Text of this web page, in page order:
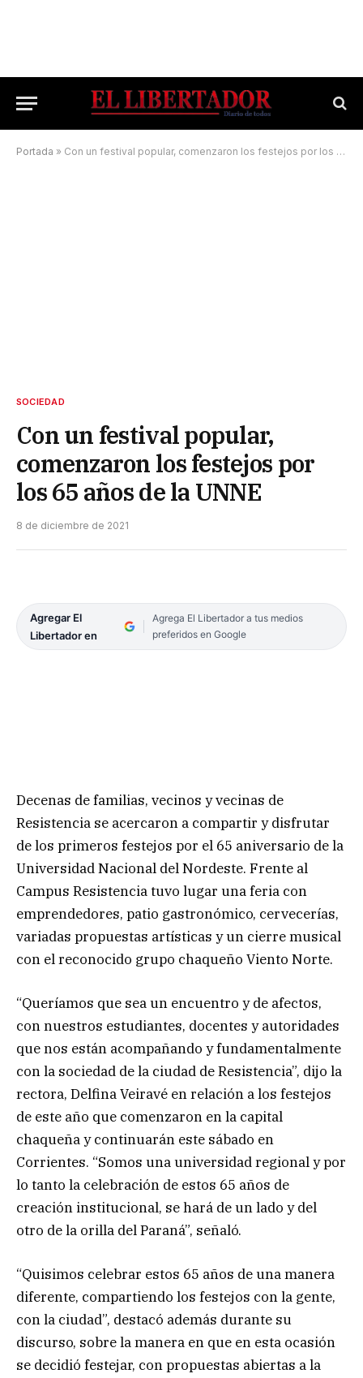
Portada » Con un festival popular, comenzaron los festejos por los 65 años de la UNNE
SOCIEDAD
Con un festival popular,
comenzaron los festejos por
los 65 años de la UNNE
8 de diciembre de 2021
Agregar El
Libertador en
Agrega El Libertador a tus medios
preferidos en Google
Decenas de familias, vecinos y vecinas de
Resistencia se acercaron a compartir y disfrutar
de los primeros festejos por el 65 aniversario de la
Universidad Nacional del Nordeste. Frente al
Campus Resistencia tuvo lugar una feria con
emprendedores, patio gastronómico, cervecerías,
variadas propuestas artísticas y un cierre musical
con el reconocido grupo chaqueño Viento Norte.
“Queríamos que sea un encuentro y de afectos,
con nuestros estudiantes, docentes y autoridades
que nos están acompañando y fundamentalmente
con la sociedad de la ciudad de Resistencia”, dijo la
rectora, Delfina Veiravé en relación a los festejos
de este año que comenzaron en la capital
chaqueña y continuarán este sábado en
Corrientes. “Somos una universidad regional y por
lo tanto la celebración de estos 65 años de
creación institucional, se hará de un lado y del
otro de la orilla del Paraná”, señaló.
“Quisimos celebrar estos 65 años de una manera
diferente, compartiendo los festejos con la gente,
con la ciudad”, destacó además durante su
discurso, sobre la manera en que en esta ocasión
se decidió festejar, con propuestas abiertas a la